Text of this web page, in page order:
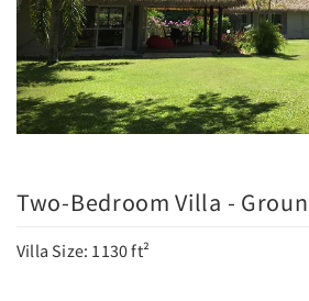
Two-Bedroom Villa -
Villa Size: 1130 ft²